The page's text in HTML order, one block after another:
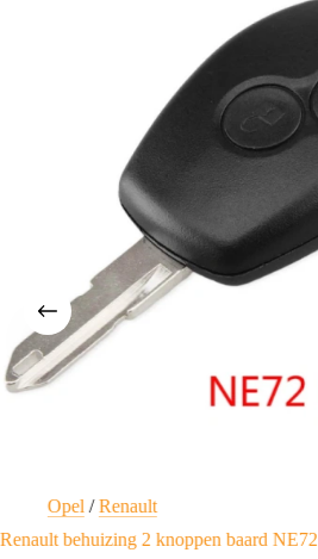
Opel /Renault
Renault behuizing 2 knoppen baard NE72